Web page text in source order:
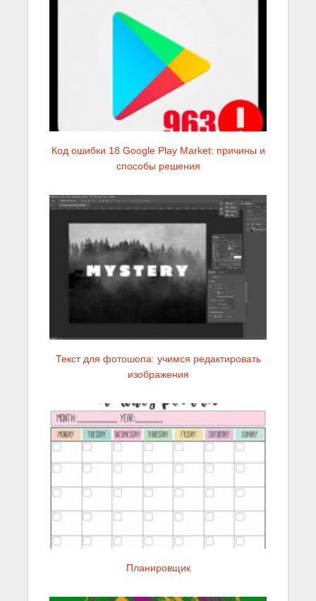
Код ошибки 18 Google Play Market: причины и
способы решения
Текст для фотошопа: учимся редактировать
изображения
Планировщик